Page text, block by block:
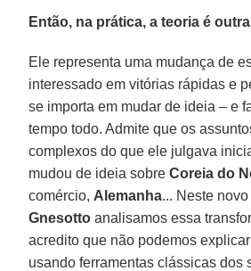
Então, na prática, a teoria é
Ele representa uma mudança de
interessado em vitórias rápidas e
se importa em mudar de ideia – e
tempo todo. Admite que os
complexos do que ele julgava
mudou de ideia sobreCoreia do
comércio, Alemanha... Neste
Gnesotto analisamos essa
acredito que não podemos
usando ferramentas clássicas dos